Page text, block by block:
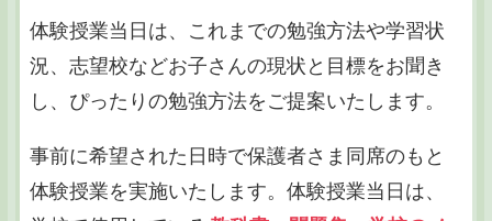
体験授業当日は、これまでの勉強方法や学習状
況、志望校などお子さんの現状と目標をお聞き
し、ぴったりの勉強方法をご提案いたします。
事前に希望された日時で保護者さま同席のもと
体験授業を実施いたします。体験授業当日は、